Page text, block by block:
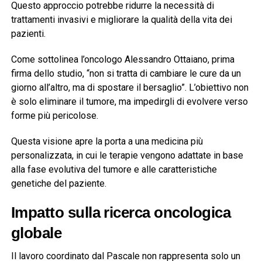
Questo approccio potrebbe ridurre la necessità di
trattamenti invasivi e migliorare la qualità della vita dei
pazienti.
Come sottolinea l’oncologo Alessandro Ottaiano, prima
firma dello studio, “non si tratta di cambiare le cure da un
giorno all’altro, ma di spostare il bersaglio”. L’obiettivo non
è solo eliminare il tumore, ma impedirgli di evolvere verso
forme più pericolose.
Questa visione apre la porta a una medicina più
personalizzata, in cui le terapie vengono adattate in base
alla fase evolutiva del tumore e alle caratteristiche
genetiche del paziente.
Impatto sulla ricerca oncologica
globale
Il lavoro coordinato dal Pascale non rappresenta solo un